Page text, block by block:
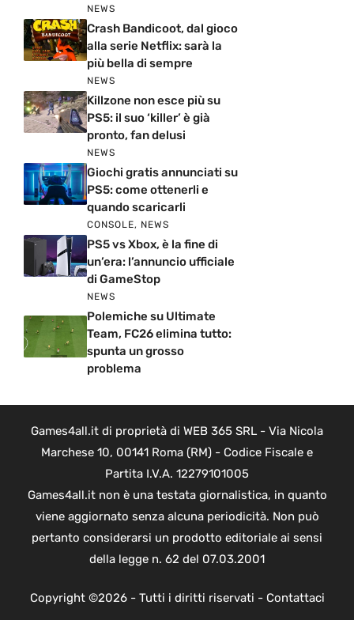
NEWS
Crash Bandicoot, dal gioco
alla serie Netflix: sarà la
più bella di sempre
NEWS
Killzone non esce più su
PS5: il suo ‘killer’ è già
pronto, fan delusi
NEWS
Giochi gratis annunciati su
PS5: come ottenerli e
quando scaricarli
CONSOLE, NEWS
PS5 vs Xbox, è la fine di
un’era: l’annuncio ufficiale
di GameStop
NEWS
Polemiche su Ultimate
Team, FC26 elimina tutto:
spunta un grosso
problema
Games4all.it di proprietà di WEB 365 SRL - Via Nicola
Marchese 10, 00141 Roma (RM) - Codice Fiscale e
Partita I.V.A. 12279101005
Games4all.it non è una testata giornalistica, in quanto
viene aggiornato senza alcuna periodicità. Non può
pertanto considerarsi un prodotto editoriale ai sensi
della legge n. 62 del 07.03.2001
Copyright ©2026 - Tutti i diritti riservati - Contattaci